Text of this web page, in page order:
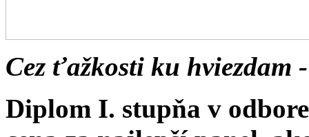
Cez ťažkosti ku hviezdam
Diplom I. stupňa v